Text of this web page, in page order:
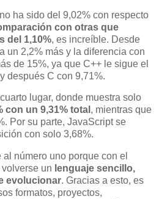
ha sido del 9,02% con respecto
con otras que
del 1,10%, es increíble. Desde
un 2,2% más y la diferencia con
de 15%, ya que C++ le sigue el
después C con 9,71%.
lugar, donde muestra solo
con un 9,31% total , mientras que
Por su parte, JavaScript se
con solo 3,68%.
número uno porque con el
un lenguaje sencillo,
evolucionar. Gracias a esto, es
formatos, proyectos,